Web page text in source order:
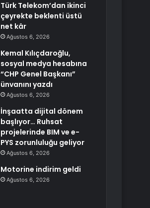
Türk Telekom’dan ikinci
çeyrekte beklenti üstü
net kâr
Ağustos 6, 2026
Kemal Kılıçdaroğlu,
sosyal medya hesabına
“CHP Genel Başkanı”
ünvanını yazdı
Ağustos 6, 2026
İnşaatta dijital dönem
başlıyor… Ruhsat
projelerinde BIM ve e-
PYS zorunluluğu geliyor
Ağustos 6, 2026
Motorine indirim geldi
Ağustos 6, 2026